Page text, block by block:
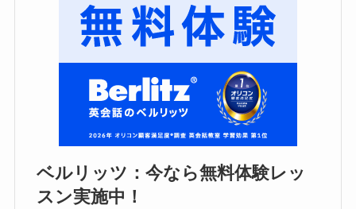
ベルリッツ：今なら無料体験レッ
スン実施中！